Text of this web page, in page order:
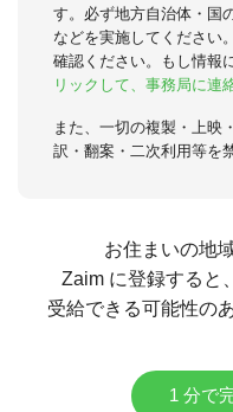
す。必ず地方自治体・国
などを実施してください
確認ください。もし情報
リックして、事務局に連
また、一切の複製・上映
訳・翻案・二次利用等を
お住まいの地
Zaim に登録すると
受給できる可能性の
1 分で